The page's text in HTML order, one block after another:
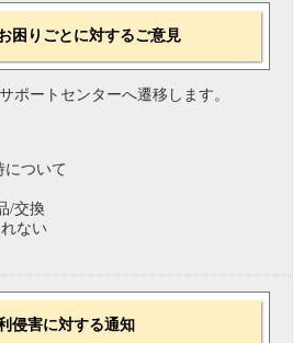
困りごとに対するご意見
ポートセンターへ遷移します。
について
/交換
ない
侵害に対する通知